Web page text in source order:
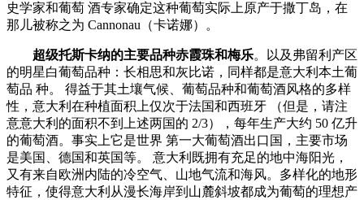
史学家和葡萄 酒专家确定这种葡萄实际上原产于撒丁岛，在
那儿被称之为 Cannonau（卡诺娜）。
超级托斯卡纳的主要品种赤霞珠和梅乐。以及弗留利产区
的明星白葡萄品种：长相思和灰比诺，同样都是意大利本土葡
萄品 种。 得益于其土壤气候、葡萄品种和葡萄酒风格的多样
性，意大利在种植面积上仅次于法国和西班牙 （但是，请注
意意大利的面积不到上述两国的 2/3），每年生产大约 50 亿升
的葡萄酒。事实上它是世界 第一大葡萄酒出口国，主要市场
是美国、德国和英国等。 意大利既拥有充足的地中海阳光，
又有来自欧洲内陆的冷空气、山地气流和海风。多样化的地形
特征，使得意大利从漫长海岸到山麓斜坡都成为葡萄的理想产